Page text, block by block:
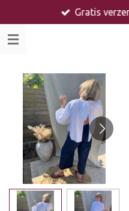
direct
naar
Gratis